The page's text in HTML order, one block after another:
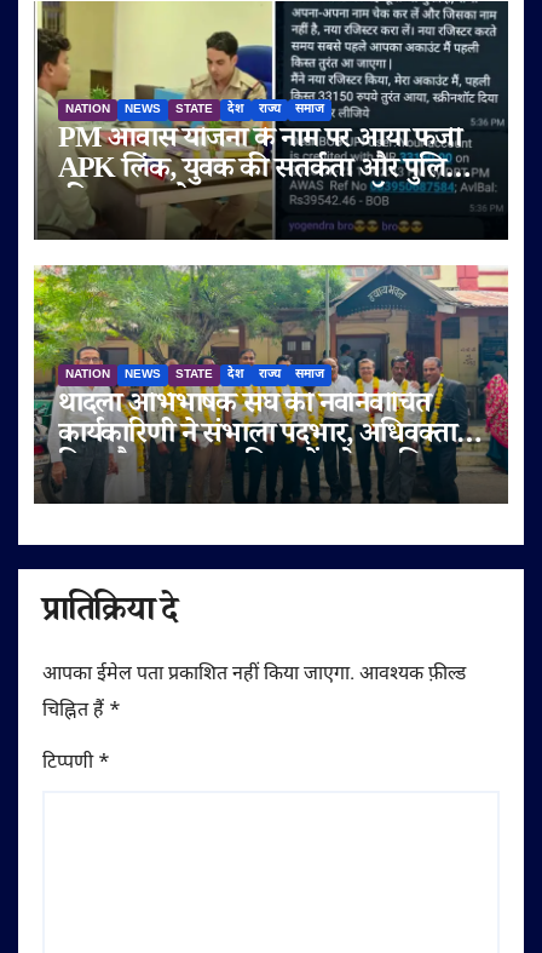
NATION NEWS STATE देश राज्य समाज
PM आवास योजना के नाम पर आया फर्जी
APK लिंक, युवक की सतर्कता और पुलिस
की तत्परता से टला बड़ा साइबर फ्रॉड
NATION NEWS STATE देश राज्य समाज
थांदला अभिभाषक संघ की नवनिर्वाचित
कार्यकारिणी ने संभाला पदभार, अधिवक्ता
हित और पक्षकार सुविधाओं को प्राथमिकता
प्रातिक्रिया दे
आपका ईमेल पता प्रकाशित नहीं किया जाएगा. आवश्यक फ़ील्ड
चिह्नित हैं *
टिप्पणी*